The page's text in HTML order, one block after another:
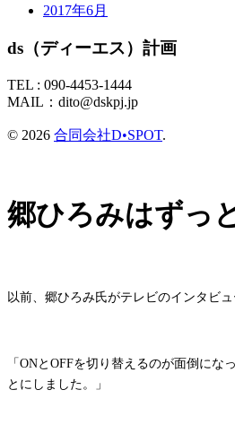
2017年6月
ds（ディーエス）計画
TEL : 090-4453-1444
MAIL： dito@dskpj.jp
© 2026 合同会社D•SPOT.
郷ひろみはずっ
以前、郷ひろみ氏がテレビのインタビュ
「ONとOFFを切り替えるのが面倒にな
とにしました。」